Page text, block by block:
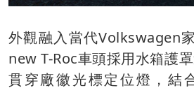
外觀融入當代Volkswagen
new T-Roc車頭採用水箱護
貫穿廠徽光標定位燈，結